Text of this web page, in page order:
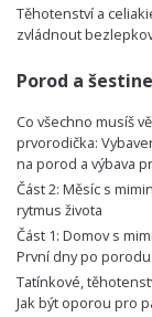
Těhotenství a
zvládnout
Porod a
Co všechno musíš
prvorodička:
na porod a výbava
Část 2: Měsíc s
rytmus života
Část 1: Domov s
První dny po porodu
Tatínkové,
Jak být oporou pro